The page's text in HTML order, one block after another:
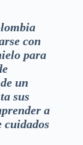
con
para
un
sus
a
cuidados